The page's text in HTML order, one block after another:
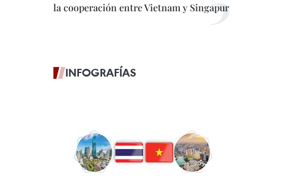
la cooperación entre Vietnam y Singapur
INFOGRAFÍAS